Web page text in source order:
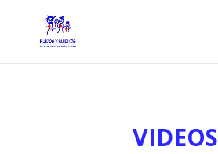
VIDEOS